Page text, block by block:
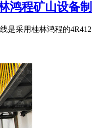
鸿程矿山设备
是采用桂林鸿程的